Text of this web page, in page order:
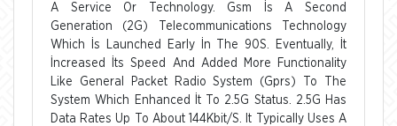
A Service Or Technology. Gsm İs A Second
Generation (2G) Telecommunications Technology
Which İs Launched Early İn The 90S. Eventually, İt
İncreased İts Speed And Added More Functionality
Like General Packet Radio System (Gprs) To The
System Which Enhanced İt To 2.5G Status. 2.5G Has
Data Rates Up To About 144Kbit/S. It Typically Uses A